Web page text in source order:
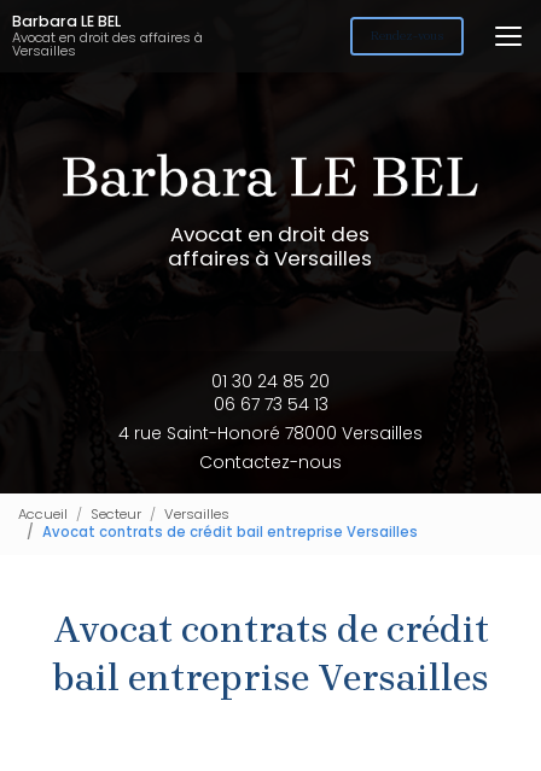
Aller
au
contenu
Barbara LE BEL
Avocat en droit des affaires à
Versailles
Rendez-vous
Avocat en droit des
affaires à Versailles
01 30 24 85 20
06 67 73 54 13
4 rue Saint-Honoré 78000 Versailles
Contactez-nous
Accueil Secteur
Versailles
Avocat contrats de crédit bail entreprise Versailles
Avocat contrats de crédit
bail entreprise Versailles